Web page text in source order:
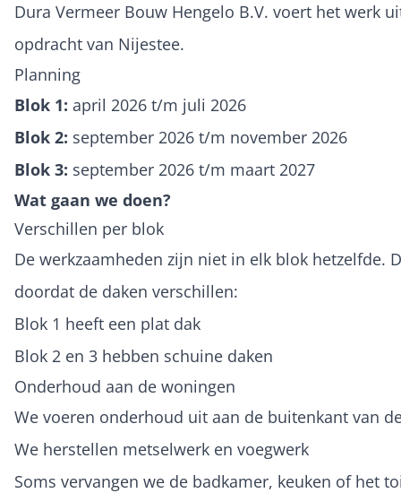
Dura Vermeer Bouw Hengelo B.V. voert het werk
opdracht van Nijestee.
Planning
Blok 1: april 2026 t/m juli 2026
Blok 2: september 2026 t/m november 2026
Blok 3: september 2026 t/m maart 2027
Wat gaan we doen?
Verschillen per blok
De werkzaamheden zijn niet in elk blok hetzelfde.
doordat de daken verschillen:
Blok 1 heeft een plat dak
Blok 2 en 3 hebben schuine daken
Onderhoud aan de woningen
We voeren onderhoud uit aan de buitenkant van
We herstellen metselwerk en voegwerk
Soms vervangen we de badkamer, keuken of het